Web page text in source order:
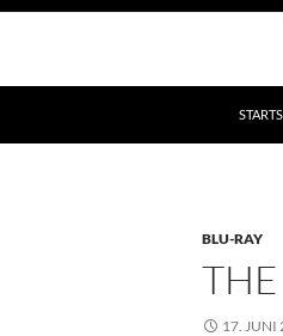
BLU-RAY
17. JUNI